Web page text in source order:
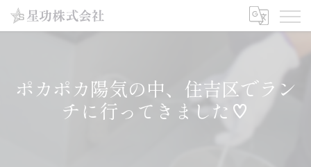
ポカポカ陽気の中、住吉区でラン
チに行ってきました♡